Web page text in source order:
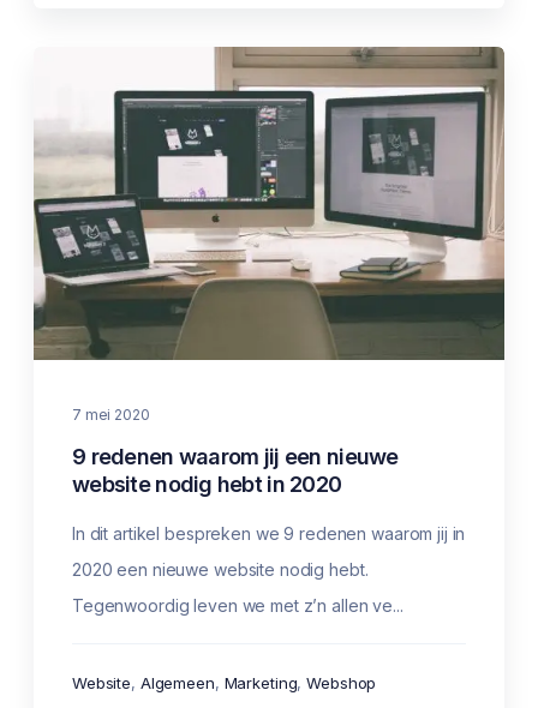
7 mei 2020
9 redenen waarom jij een nieuwe
website nodig hebt in 2020
In dit artikel bespreken we 9 redenen waarom jij in
2020 een nieuwe website nodig hebt.
Tegenwoordig leven we met z’n allen ve...
Website, Algemeen, Marketing,Webshop